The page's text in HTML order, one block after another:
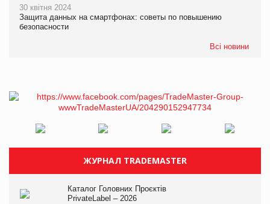
30 квітня 2024
Защита данных на смартфонах: советы по повышению
безопасности
Всі новини
ЖУРНАЛ TRADEMASTER
Каталог Головних Проєктів
PrivateLabel – 2026